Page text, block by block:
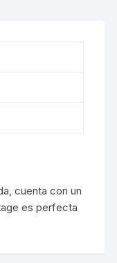
cuenta con un
es perfecta